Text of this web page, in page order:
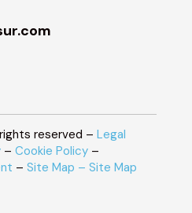
reserved – Legal
– Cookie Policy–
– Site Map – Site Map